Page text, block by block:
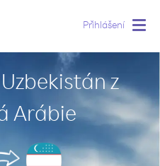
Přihlášení
z
Arábie